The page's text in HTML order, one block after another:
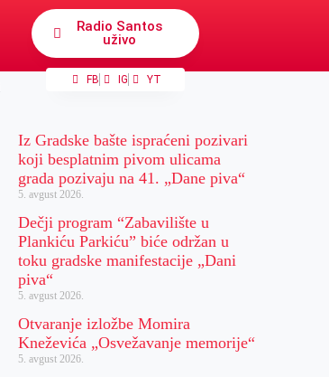
Radio Santos
uživo
FB IG YT
Iz Gradske bašte ispraćeni pozivari
koji besplatnim pivom ulicama
grada pozivaju na 41. „Dane piva“
5. avgust 2026.
Dečji program “Zabavilište u
Plankiću Parkiću” biće održan u
toku gradske manifestacije „Dani
piva“
5. avgust 2026.
Otvaranje izložbe Momira
Kneževića „Osvežavanje memorije“
5. avgust 2026.